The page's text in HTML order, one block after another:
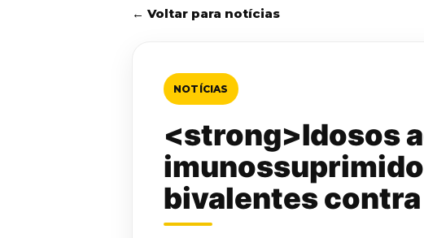
← Voltar para notícias
NOTÍCIAS
<strong>Idosos
bivalentes